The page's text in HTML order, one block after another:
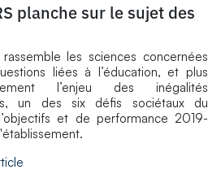
planche sur le sujet des
les sciences concernées
liées à l’éducation, et plus
l’enjeu des inégalités
un des six défis sociétaux du
et de performance 2019-